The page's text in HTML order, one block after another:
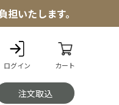
いたします。
ログイン カート
注文取込